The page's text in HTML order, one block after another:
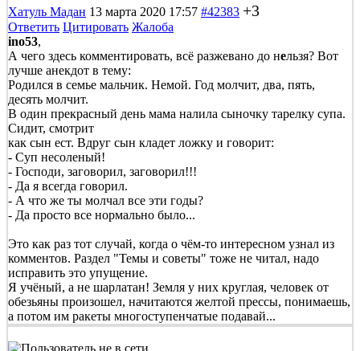
Хатуль Мадан 13 марта 2020 17:57 #42383 +3
Ответить Цитировать Жалоба
ino53,
А чего здесь комментировать, всё разжевано до нельзя? Вот
лучше анекдот в тему:
Родился в семье мальчик. Немой. Год молчит, два, пять,
десять молчит.
В один прекрасный день мама налила сыночку тарелку супа.
Сидит, смотрит
как сын ест. Вдруг сын кладет ложку и говорит:
- Суп несоленый!
- Господи, заговорил, заговорил!!!
- Да я всегда говорил.
- А что же ты молчал все эти годы?
- Да просто все нормально было...
Это как раз тот случай, когда о чём-то интересном узнал из
комментов. Раздел "Темы и советы" тоже не читал, надо
исправить это упущение.
Я учёный, а не шарлатан! Земля у них круглая, человек от
обезьяны произошел, начитаются желтой прессы, понимаешь,
а потом им ракеты многоступенчатые подавай...